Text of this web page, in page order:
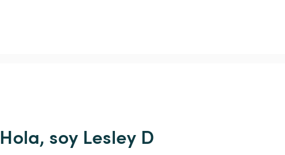
Hola, soy Lesley D